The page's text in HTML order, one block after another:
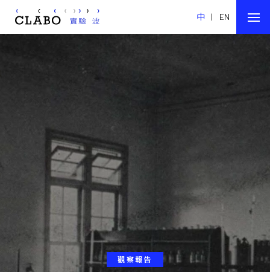
中 | EN
觀察報告